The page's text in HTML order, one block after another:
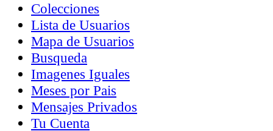
Colecciones
Lista de Usuarios
Mapa de Usuarios
Busqueda
Imagenes Iguales
Meses por Pais
Mensajes Privados
Tu Cuenta